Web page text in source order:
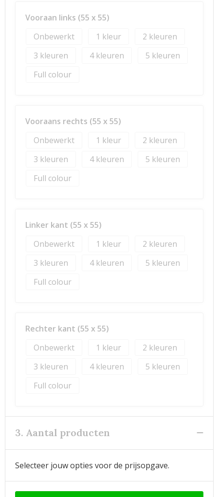
Vooraan links (55 x 55)
Onbewerkt
1
2
3
4
5
Full colour
Vooraans rechts (55 x 55)
Onbewerkt
1
2
3
4
5
Full colour
Linker kant (55 x 55)
Onbewerkt
1
2
3
4
5
Full colour
Rechter kant (55 x 55)
Onbewerkt
1
2
3
4
5
Full colour
3. Aantal producten
Selecteer jouw opties voor de prijsopgave.